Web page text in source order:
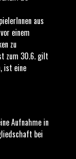
aus
einem
zu
zum 30.6. gilt
ist eine
Aufnahme in
bei